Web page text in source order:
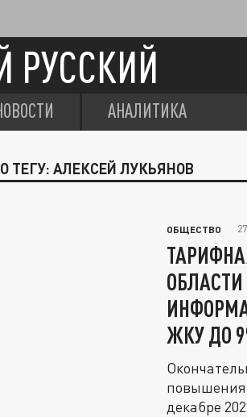
РУССКИЙ
АНАЛИТИКА
ТЕГУ: АЛЕКСЕЙ ЛУКЬЯНОВ
ОБЩЕСТВО
ЖКУ ДО
повышения
декабре